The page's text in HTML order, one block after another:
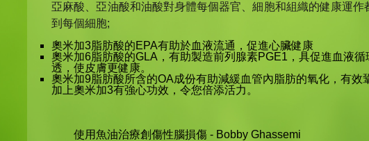
亞麻酸、亞油酸和油酸對身體每個器官、細胞和組織的健康運作
到每個細胞;
奧米加3脂肪酸的EPA有助於血液流通，促進心臟健康
奧米加6脂肪酸的GLA，有助製造前列腺素PGE1，具促進血液循
透，使皮膚更健康。
奧米加9脂肪酸所含的OA成份有助減緩血管內脂肪的氧化，有效
加上奧米加3有強心功效，令您倍添活力。
使用魚油治療創傷性腦損傷 - Bobby Ghassemi